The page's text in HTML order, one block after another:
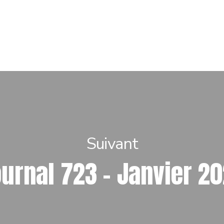
Suivant
723 – Janvier